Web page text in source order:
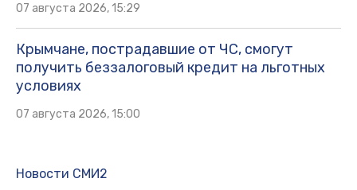
07 августа 2026, 15:29
Крымчане, пострадавшие от ЧС, смогут
получить беззалоговый кредит на льготных
условиях
07 августа 2026, 15:00
Новости СМИ2